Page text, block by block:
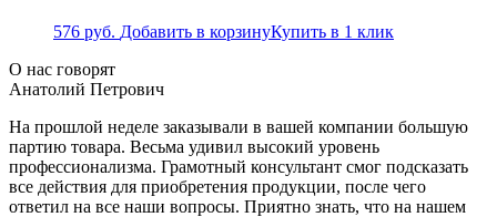
576 руб. Добавить в корзинуКупить в 1 клик
О нас говорят
Анатолий Петрович
На прошлой неделе заказывали в вашей компании большую
партию товара. Весьма удивил высокий уровень
профессионализма. Грамотный консультант смог подсказать
все действия для приобретения продукции, после чего
ответил на все наши вопросы. Приятно знать, что на нашем